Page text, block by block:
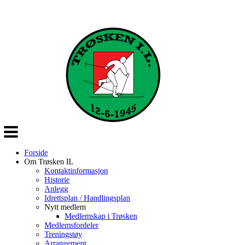
Veksle
navigasjon
Forside
Om Trøsken IL
Kontaktinformasjon
Historie
Anlegg
Idrettsplan / Handlingsplan
Nytt medlem
Medlemskap i Trøsken
Medlemsfordeler
Treningstøy
Arrangement